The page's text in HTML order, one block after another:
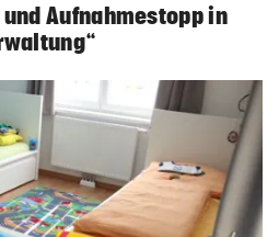
Aufnahmestopp in